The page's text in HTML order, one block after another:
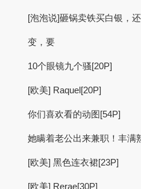
[泡泡说]砸锅卖铁买白银，
变，要
10个眼镜九个骚[20P]
[欧美] Raquel[20P]
你们喜欢看的动图[54P]
她瞒着老公出来兼职！丰满
[欧美] 黑色连衣裙[23P]
[欧美] Rerae[30P]